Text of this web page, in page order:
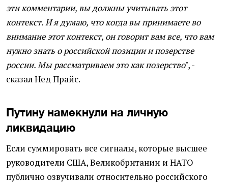
эти комментарии, вы должны учитывать этот
контекст. И я думаю, что когда вы принимаете во
внимание этот контекст, он говорит вам все, что вам
нужно знать о российской позиции и позерстве
россии. Мы рассматриваем это как позерство", -
сказал Нед Прайс.
Путину намекнули на личную
ликвидацию
Если суммировать все сигналы, которые высшее
руководители США, Великобритании и НАТО
публично озвучивали относительно российского